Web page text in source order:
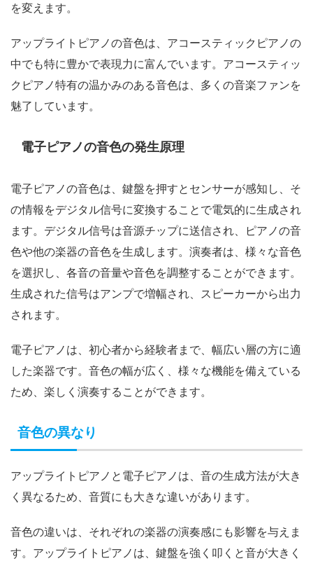
を変えます。
アップライトピアノの音色は、アコースティックピアノの
中でも特に豊かで表現力に富んでいます。アコースティッ
クピアノ特有の温かみのある音色は、多くの音楽ファンを
魅了しています。
電子ピアノの音色の発生原理
電子ピアノの音色は、鍵盤を押すとセンサーが感知し、そ
の情報をデジタル信号に変換することで電気的に生成され
ます。デジタル信号は音源チップに送信され、ピアノの音
色や他の楽器の音色を生成します。演奏者は、様々な音色
を選択し、各音の音量や音色を調整することができます。
生成された信号はアンプで増幅され、スピーカーから出力
されます。
電子ピアノは、初心者から経験者まで、幅広い層の方に適
した楽器です。音色の幅が広く、様々な機能を備えている
ため、楽しく演奏することができます。
音色の異なり
アップライトピアノと電子ピアノは、音の生成方法が大き
く異なるため、音質にも大きな違いがあります。
音色の違いは、それぞれの楽器の演奏感にも影響を与えま
す。アップライトピアノは、鍵盤を強く叩くと音が大きく